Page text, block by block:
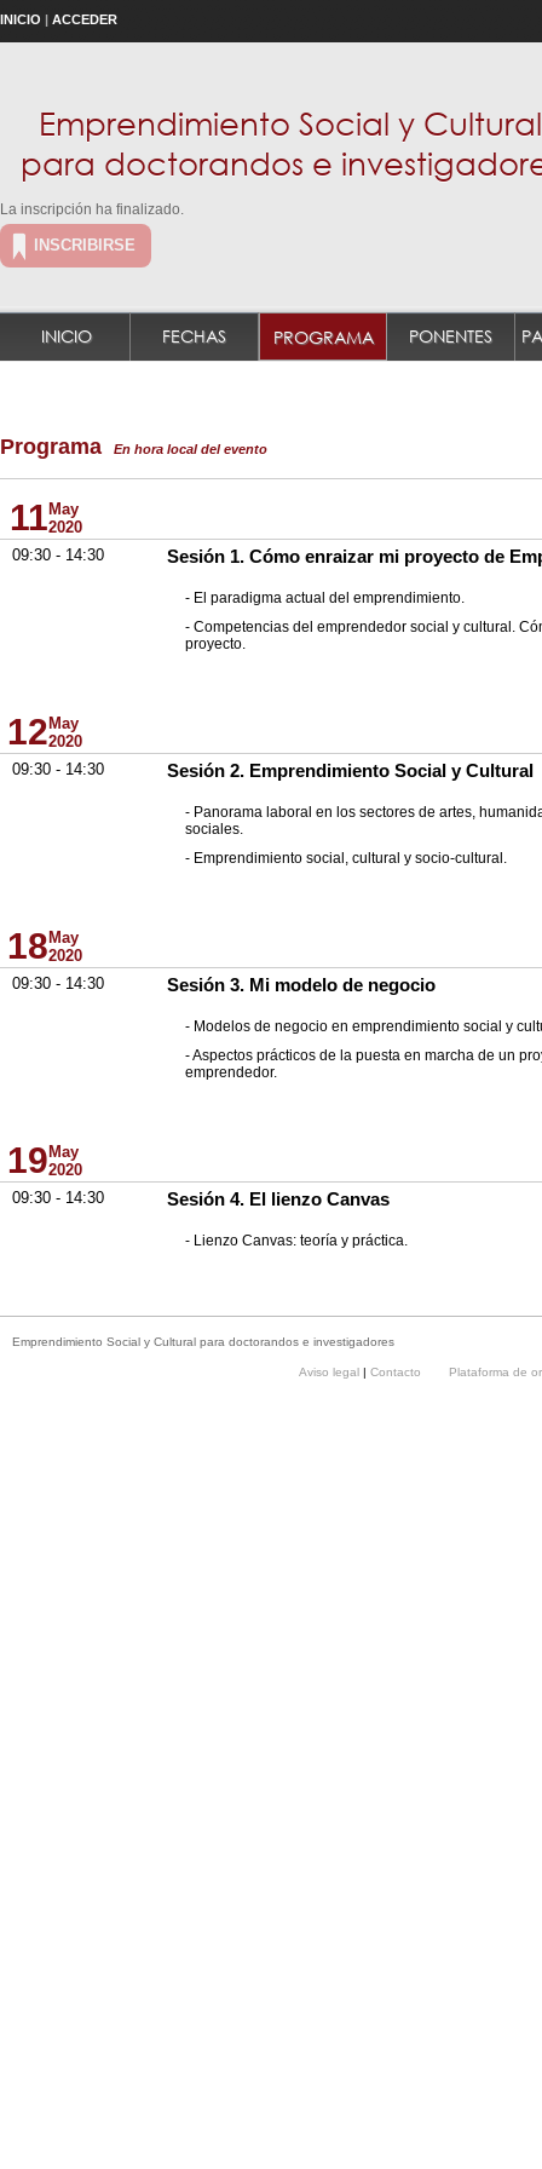
INICIO | ACCEDER
Emprendimiento Social y Cultural
para doctorandos e
La inscripción ha finalizado.
INSCRIBIRSE
INICIO FECHAS PROGRAMA PONENTES
Programa En hora local del evento
11 May
2020
09:30 - 14:30
Sesión 1. Cómo enraizar mi proyecto de
- El paradigma actual del emprendimiento.
- Competencias del emprendedor social y cultural.
proyecto.
12 May
2020
09:30 - 14:30
Sesión 2. Emprendimiento Social y Cultural
- Panorama laboral en los sectores de artes,
sociales.
- Emprendimiento social, cultural y socio-cultural.
18 May
2020
09:30 - 14:30
Sesión 3. Mi modelo de negocio
- Modelos de negocio en emprendimiento social y
- Aspectos prácticos de la puesta en marcha de un
emprendedor.
19 May
2020
09:30 - 14:30
Sesión 4. El lienzo Canvas
- Lienzo Canvas: teoría y práctica.
Emprendimiento Social y Cultural para doctorandos e investigadores
Aviso legal | Contacto Plataforma de